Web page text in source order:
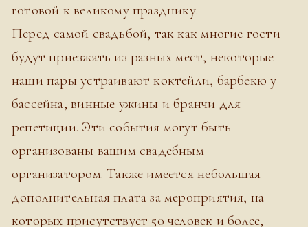
готовой к великому празднику.
Перед самой свадьбой, так как многие гости
будут приезжать из разных мест, некоторые
наши пары устраивают коктейли, барбекю у
бассейна, винные ужины и бранчи для
репетиции. Эти события могут быть
организованы вашим свадебным
организатором. Также имеется небольшая
дополнительная плата за мероприятия, на
которых присутствует 50 человек и более,